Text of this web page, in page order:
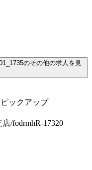
のその他の求人を見
ックアップ
/fodrmhR-17320